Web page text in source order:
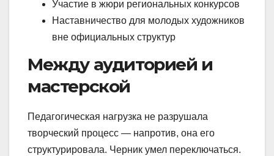
Участие в жюри региональных конкурсов
Наставничество для молодых художников
вне официальных структур
Между аудиторией и
мастерской
Педагогическая нагрузка не разрушала
творческий процесс — напротив, она его
структурировала. Черник умел переключаться.